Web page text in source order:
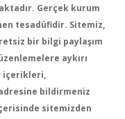
Gerçek kurum
tesadüfidir. Sitemiz,
bir bilgi paylaşım
aykırı
içerikleri,
bildirmeniz
sitemizden